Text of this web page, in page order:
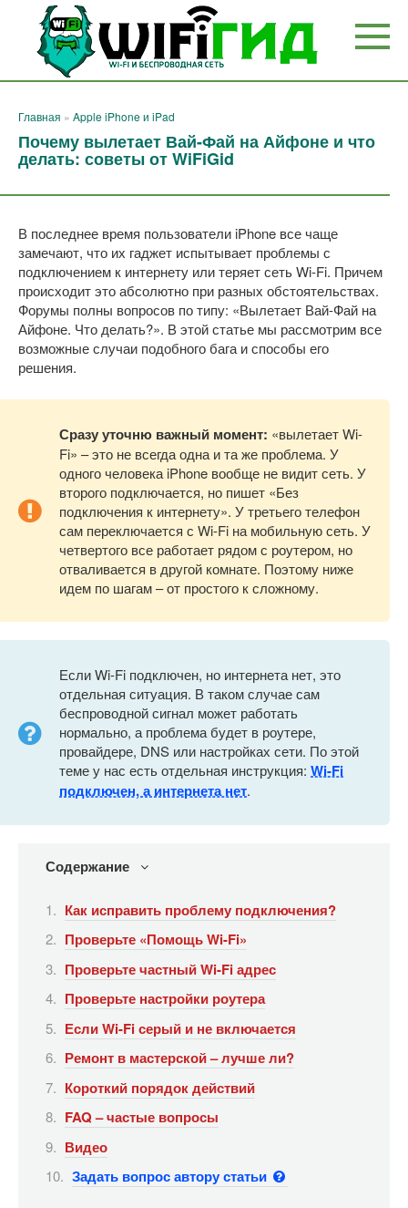
Перейти
контенту
Главная » Apple iPhone и iPad
Почему вылетает Вай-Фай на Айфоне и что
делать: советы от WiFiGid
В последнее время пользователи iPhone все чаще
замечают, что их гаджет испытывает проблемы с
подключением к интернету или теряет сеть Wi-Fi. Причем
происходит это абсолютно при разных обстоятельствах.
Форумы полны вопросов по типу: «Вылетает Вай-Фай на
Айфоне. Что делать?». В этой статье мы рассмотрим все
возможные случаи подобного бага и способы его
решения.
Сразу уточню важный момент: «вылетает Wi-
Fi» – это не всегда одна и та же проблема. У
одного человека iPhone вообще не видит сеть. У
второго подключается, но пишет «Без
подключения к интернету». У третьего телефон
сам переключается с Wi-Fi на мобильную сеть. У
четвертого все работает рядом с роутером, но
отваливается в другой комнате. Поэтому ниже
идем по шагам – от простого к сложному.
Если Wi-Fi подключен, но интернета нет, это
отдельная ситуация. В таком случае сам
беспроводной сигнал может работать
нормально, а проблема будет в роутере,
провайдере, DNS или настройках сети. По этой
теме у нас есть отдельная инструкция: Wi-Fi
подключен, а интернета нет.
Содержание
Как исправить проблему подключения?
Проверьте «Помощь Wi-Fi»
Проверьте частный Wi-Fi адрес
Проверьте настройки роутера
Если Wi-Fi серый и не включается
Ремонт в мастерской – лучше ли?
Короткий порядок действий
FAQ – частые вопросы
Видео
Задать вопрос автору статьи